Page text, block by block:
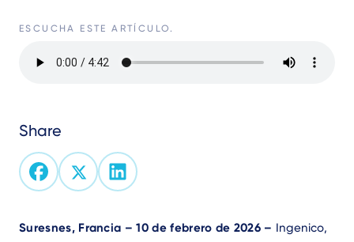
ESCUCHA ESTE ARTÍCULO.
Share
Text
Suresnes, Francia – 10 de febrero de 2026 – Ingenico,